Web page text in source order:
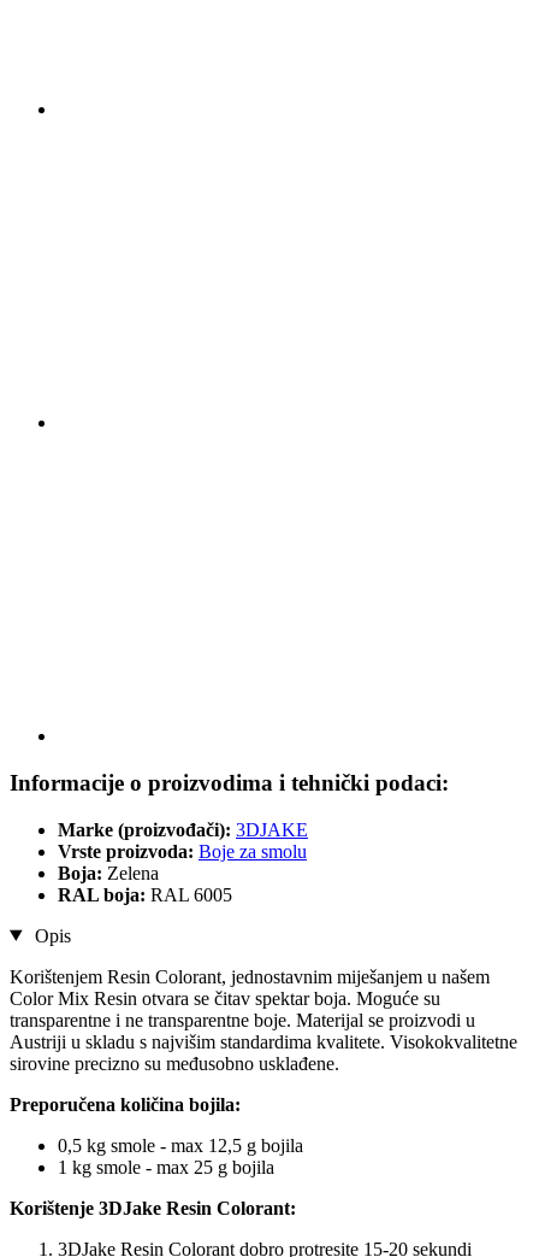
Informacije o proizvodima i tehnički podaci:
Marke (proizvođači): 3DJAKE
Vrste proizvoda: Boje za smolu
Boja: Zelena
RAL boja: RAL 6005
Opis
Korištenjem Resin Colorant, jednostavnim miješanjem u našem
Color Mix Resin otvara se čitav spektar boja. Moguće su
transparentne i ne transparentne boje. Materijal se proizvodi u
Austriji u skladu s najvišim standardima kvalitete. Visokokvalitetne
sirovine precizno su međusobno usklađene.
Preporučena količina bojila:
0,5 kg smole - max 12,5 g bojila
1 kg smole - max 25 g bojila
Korištenje 3DJake Resin Colorant:
3DJake Resin Colorant dobro protresite 15-20 sekundi